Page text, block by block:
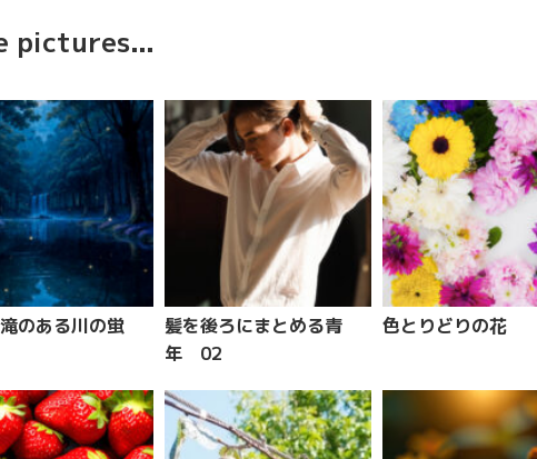
pictures...
のある川の蛍
髪を後ろにまとめる青
年 02
色とりどりの花